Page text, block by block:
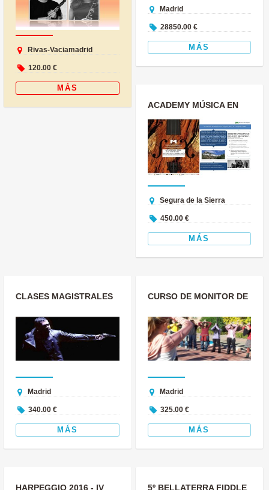
CLARINETE 20...
Rivas-Vaciamadrid
120.00 €
MÁS
Madrid
28850.00 €
MÁS
ACADEMY MÚSICA EN
SEGURA 2016 (1 - 7
JULIO)
Segura de la Sierra
450.00 €
MÁS
CLASES MAGISTRALES
MACHADO EN
OPERASTU...
Madrid
340.00 €
MÁS
CURSO DE MONITOR DE
ESCUELA FRA...
Madrid
325.00 €
MÁS
HARPEGGIO 2016 - IV 5º BELLATERRA FIDDLE